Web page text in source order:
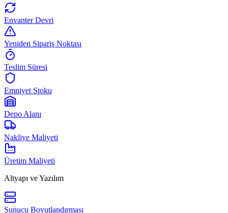
Envanter Devri
Yeniden Sipariş Noktası
Teslim Süresi
Emniyet Stoku
Depo Alanı
Nakliye Maliyeti
Üretim Maliyeti
Altyapı ve Yazılım
Sunucu Boyutlandırması